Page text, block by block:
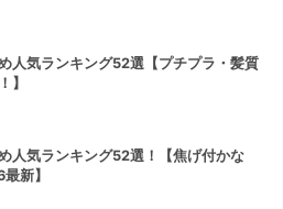
人気ランキング52選【プチプラ・髪質
】
人気ランキング52選！【焦げ付かな
新】